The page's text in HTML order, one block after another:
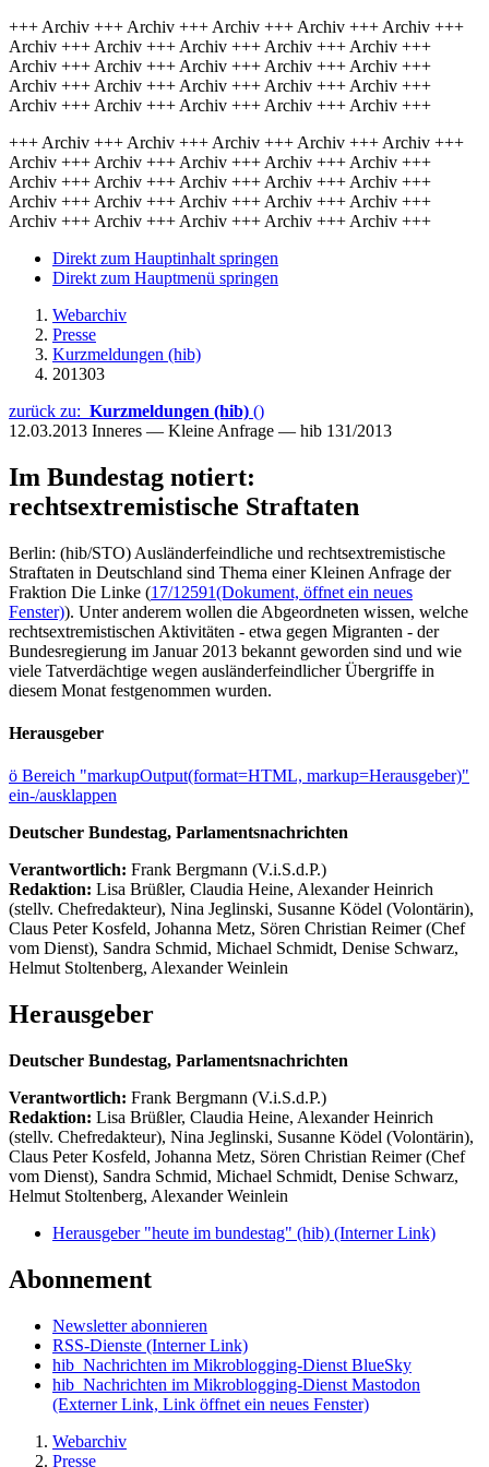
+++ Archiv +++ Archiv +++ Archiv +++ Archiv +++ Archiv +++
Archiv +++ Archiv +++ Archiv +++ Archiv +++ Archiv +++
Archiv +++ Archiv +++ Archiv +++ Archiv +++ Archiv +++
Archiv +++ Archiv +++ Archiv +++ Archiv +++ Archiv +++
Archiv +++ Archiv +++ Archiv +++ Archiv +++ Archiv +++
+++ Archiv +++ Archiv +++ Archiv +++ Archiv +++ Archiv +++
Archiv +++ Archiv +++ Archiv +++ Archiv +++ Archiv +++
Archiv +++ Archiv +++ Archiv +++ Archiv +++ Archiv +++
Archiv +++ Archiv +++ Archiv +++ Archiv +++ Archiv +++
Archiv +++ Archiv +++ Archiv +++ Archiv +++ Archiv +++
Direkt zum Hauptinhalt springen
Direkt zum Hauptmenü springen
Webarchiv
Presse
Kurzmeldungen (hib)
201303
zurück zu: Kurzmeldungen (hib) ()
12.03.2013 Inneres — Kleine Anfrage — hib 131/2013
Im Bundestag notiert:
rechtsextremistische Straftaten
Berlin: (hib/STO) Ausländerfeindliche und rechtsextremistische
Straftaten in Deutschland sind Thema einer Kleinen Anfrage der
Fraktion Die Linke (17/12591(Dokument, öffnet ein neues
Fenster)). Unter anderem wollen die Abgeordneten wissen, welche
rechtsextremistischen Aktivitäten - etwa gegen Migranten - der
Bundesregierung im Januar 2013 bekannt geworden sind und wie
viele Tatverdächtige wegen ausländerfeindlicher Übergriffe in
diesem Monat festgenommen wurden.
Herausgeber
ö Bereich "markupOutput(format=HTML, markup=Herausgeber)"
ein-/ausklappen
Deutscher Bundestag, Parlamentsnachrichten
Verantwortlich: Frank Bergmann (V.i.S.d.P.)
Redaktion: Lisa Brüßler, Claudia Heine, Alexander Heinrich
(stellv. Chefredakteur), Nina Jeglinski, Susanne Ködel (Volontärin),
Claus Peter Kosfeld, Johanna Metz, Sören Christian Reimer (Chef
vom Dienst), Sandra Schmid, Michael Schmidt, Denise Schwarz,
Helmut Stoltenberg, Alexander Weinlein
Herausgeber
Deutscher Bundestag, Parlamentsnachrichten
Verantwortlich: Frank Bergmann (V.i.S.d.P.)
Redaktion: Lisa Brüßler, Claudia Heine, Alexander Heinrich
(stellv. Chefredakteur), Nina Jeglinski, Susanne Ködel (Volontärin),
Claus Peter Kosfeld, Johanna Metz, Sören Christian Reimer (Chef
vom Dienst), Sandra Schmid, Michael Schmidt, Denise Schwarz,
Helmut Stoltenberg, Alexander Weinlein
Herausgeber "heute im bundestag" (hib) (Interner Link)
Abonnement
Newsletter abonnieren
RSS-Dienste (Interner Link)
hib_Nachrichten im Mikroblogging-Dienst BlueSky
hib_Nachrichten im Mikroblogging-Dienst Mastodon
(Externer Link, Link öffnet ein neues Fenster)
Webarchiv
Presse